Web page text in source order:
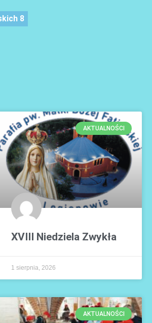
8
AKTUALNOŚCI
XVIII Niedziela Zwykła
1 sierpnia, 2026
AKTUALNOŚCI